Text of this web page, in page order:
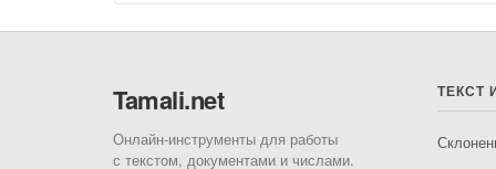
Tamali.net
Онлайн-инструменты для работы
с текстом, документами и числами.
ТЕКСТ